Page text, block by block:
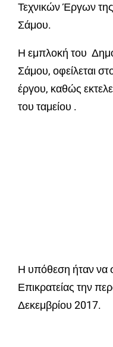
Τεχνικών Έργων
Σάμου.
Η εμπλοκή του
Σάμου, οφείλεται
έργου, καθώς
του ταμείου .
Η υπόθεση ήταν να
Επικρατείας την
Δεκεμβρίου 2017.